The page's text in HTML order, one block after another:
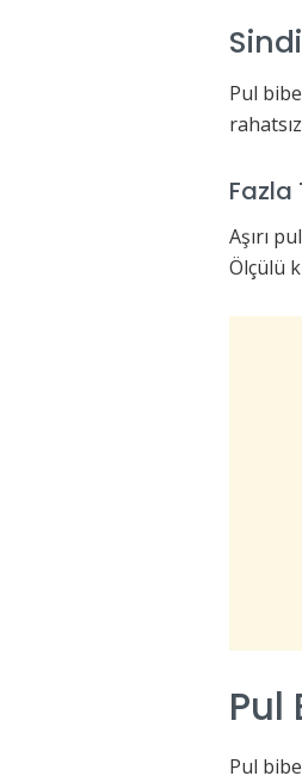
Pul
Fazla
Aşırı
Ölçülü
Pul
Pul